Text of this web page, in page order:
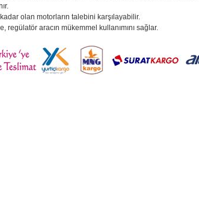
olan motorların talebini karşılayabilir.
aracın mükemmel kullanımını sağlar.